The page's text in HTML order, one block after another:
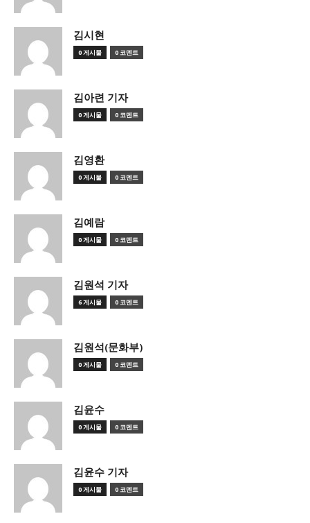
김시현
0 게시물 0 코멘트
김아련 기자
0 게시물 0 코멘트
김영환
0 게시물 0 코멘트
김예람
0 게시물 0 코멘트
김원석 기자
6 게시물 0 코멘트
김원석(문화부)
0 게시물 0 코멘트
김윤수
0 게시물 0 코멘트
김윤수 기자
0 게시물 0 코멘트